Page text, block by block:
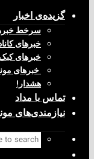
اخبار
سرخط خبرهای صبحگاهی
خبرهای کانادا
خبرهای کبک
‌ خبرهای مونترال
مداد
مونترال